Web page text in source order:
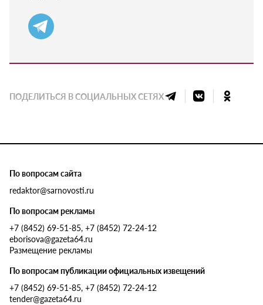
ПОДЕЛИТЬСЯ В СОЦИАЛЬНЫХ СЕТЯХ
По вопросам сайта
redaktor@sarnovosti.ru
По вопросам рекламы
+7 (8452) 69-51-85, +7 (8452) 72-24-12
eborisova@gazeta64.ru
Размещение рекламы
По вопросам публикации официальных извещений
+7 (8452) 69-51-85, +7 (8452) 72-24-12
tender@gazeta64.ru